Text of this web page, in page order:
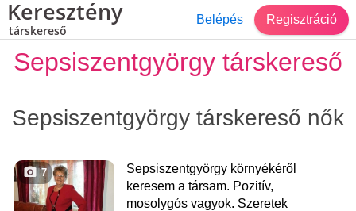
Keresztény
társkereső
Belépés Regisztráció
Sepsiszentgyörgy társkereső
Sepsiszentgyörgy társkereső nők
7
Sepsiszentgyörgy környékéről
keresem a társam. Pozitív,
mosolygós vagyok. Szeretek